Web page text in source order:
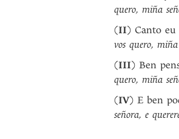
quero, miña
(II) Canto eu
vos quero,
(III) Ben
quero, miña
(IV) E ben
señora, e